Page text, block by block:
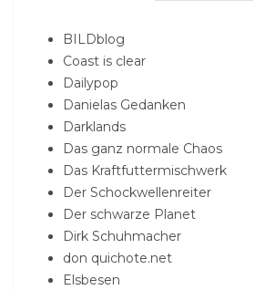
BILDblog
Coast is clear
Dailypop
Danielas Gedanken
Darklands
Das ganz normale Chaos
Das Kraftfuttermischwerk
Der Schockwellenreiter
Der schwarze Planet
Dirk Schuhmacher
don quichote.net
Elsbesen